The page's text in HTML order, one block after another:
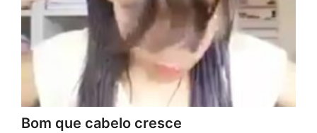
Bom que cabelo cresce